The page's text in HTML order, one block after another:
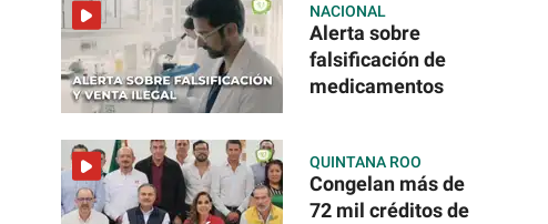
NACIONAL
Alerta sobre
falsificación de
medicamentos
QUINTANA ROO
Congelan más de
72 mil créditos de